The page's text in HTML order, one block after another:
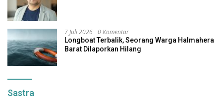
7 Juli 2026 0 Komentar
Longboat Terbalik, Seorang Warga Halmahera
Barat Dilaporkan Hilang
Sastra